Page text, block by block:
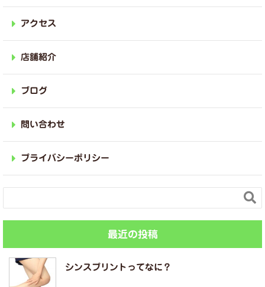
アクセス
店舗紹介
ブログ
問い合わせ
プライバシーポリシー

最近の投稿
シンスプリントってなに？